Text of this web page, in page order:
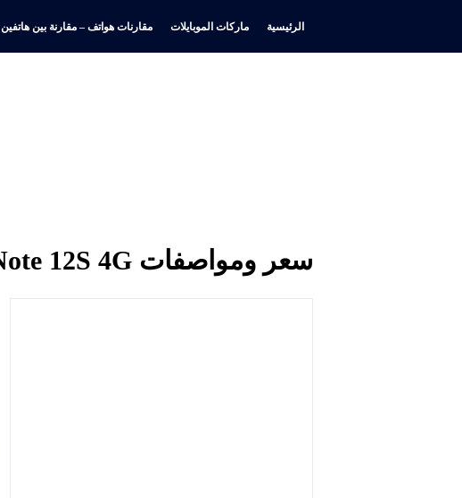
الرئيسية ماركات الموبايلات مقارنات هواتف – مقارنة بين هاتفين
سعر ومواصفات Xiaomi Redmi Note 12S 4G